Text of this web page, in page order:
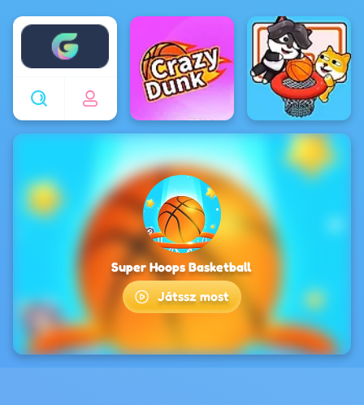
Enjoy4fun
Super Hoops Basketball
Játssz most